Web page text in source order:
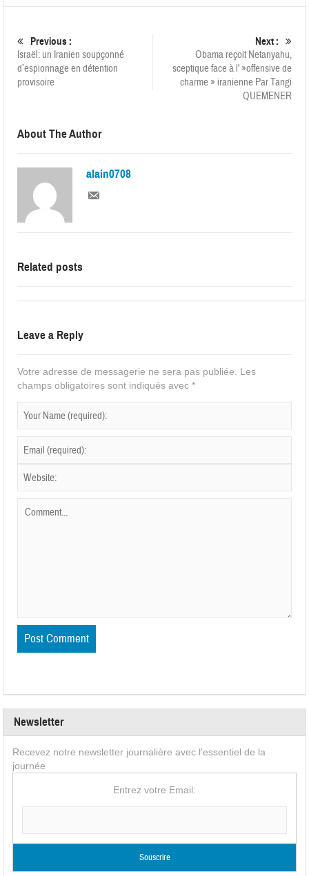
Previous :
Israël: un Iranien soupçonné
d’espionnage en détention
provisoire
Next :
Obama reçoit Netanyahu,
sceptique face à l' »offensive de
charme » iranienne Par Tangi
QUEMENER
About The Author
alain0708
Related posts
Leave a Reply
Votre adresse de messagerie ne sera pas publiée.
Les
champs obligatoires sont indiqués avec*
Newsletter
Recevez notre newsletter journalière avec l'essentiel de la
journée
Entrez votre Email: